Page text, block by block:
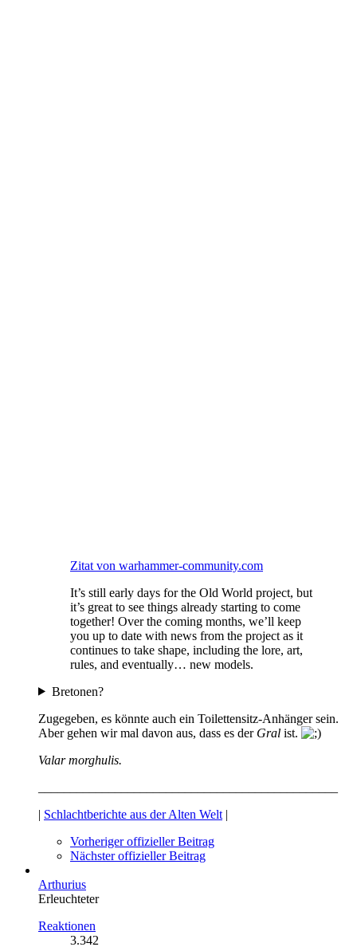
Zitat von warhammer-community.com
It’s still early days for the Old World project, but
it’s great to see things already starting to come
together! Over the coming months, we’ll keep
you up to date with news from the project as it
continues to take shape, including the lore, art,
rules, and eventually… new models.
Bretonen?
Zugegeben, es könnte auch ein Toilettensitz-Anhänger sein.
Aber gehen wir mal davon aus, dass es der Gral ist.
Valar morghulis.
| Schlachtberichte aus der Alten Welt |
Vorheriger offizieller Beitrag
Nächster offizieller Beitrag
Arthurius
Erleuchteter
Reaktionen
3.342